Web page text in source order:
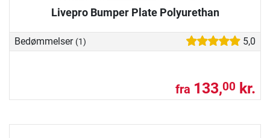
Livepro Bumper Plate Polyurethan
Bedømmelser (1) 5,0
fra 133,00 kr.